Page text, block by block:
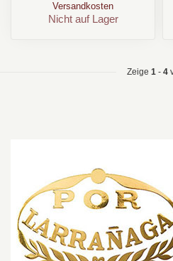
Longf...
Versandkosten
Nicht auf Lager
Zeige 1- 4